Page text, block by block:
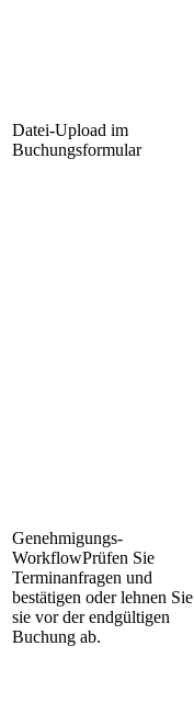
Datei-Upload im
Buchungsformular
Genehmigungs-
WorkflowPrüfen Sie
Terminanfragen und
bestätigen oder lehnen Sie
sie vor der endgültigen
Buchung ab.